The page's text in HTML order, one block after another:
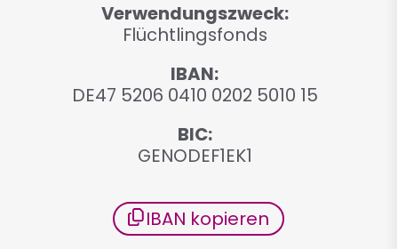
Verwendungszweck
Flüchtlingsfonds
IBAN
DE47 5206 0410 0202 5010 15
BIC
GENODEF1EK1
IBAN kopieren